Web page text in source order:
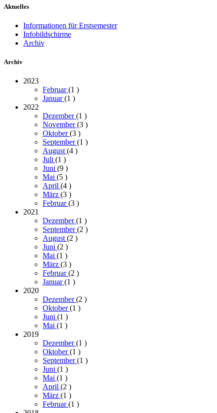
Aktuelles
Informationen für Erstsemester
Infobildschirme
Archiv
Archiv
2023
Februar(1 )
Januar(1 )
2022
Dezember(1 )
November(3 )
Oktober(3 )
September(1 )
August (4 )
Juli (1 )
Juni (9 )
Mai (5 )
April (4 )
März (3 )
Februar(3 )
2021
Dezember(1 )
September(2 )
August (2 )
Juni (2 )
Mai (1 )
März (3 )
Februar(2 )
Januar(1 )
2020
Dezember(2 )
Oktober(1 )
Juni (1 )
Mai (1 )
2019
Dezember(1 )
Oktober(1 )
September(1 )
Juni (1 )
Mai (1 )
April (2 )
März (1 )
Februar(1 )